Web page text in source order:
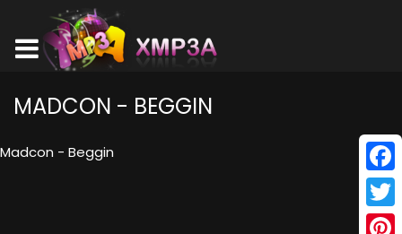
MADCON - BEGGIN
Madcon - Beggin